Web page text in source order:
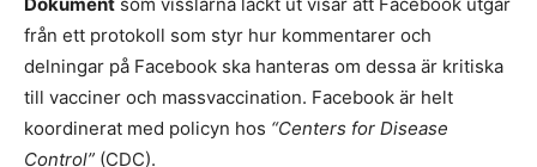
från ett protokoll som styr hur kommentarer och
delningar på Facebook ska hanteras om dessa är kritiska
till vacciner och massvaccination. Facebook är helt
koordinerat med policyn hos “Centers for Disease
Control” (CDC).